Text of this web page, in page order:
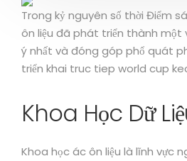
Trong kỷ nguyên số thời Điểm
ôn liệu đã phát triển thành một
ý nhất và đóng góp phổ quát
triển khai truc tiep world cup
Khoa Học Dữ
Khoa học ác ôn liệu là lĩnh vực